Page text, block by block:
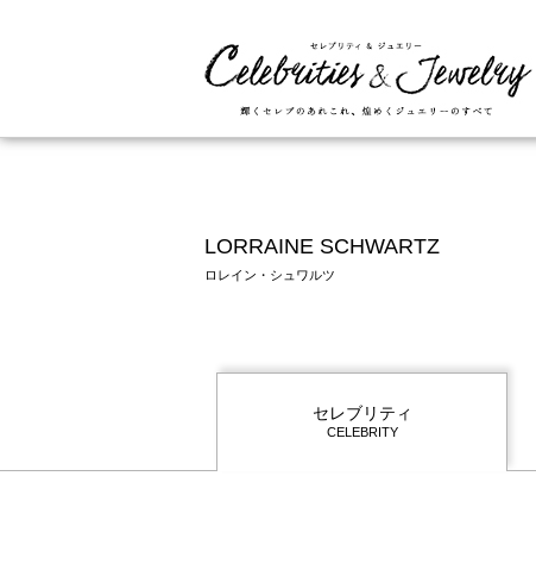
LORRAINE SCHWARTZ
ロレイン・シュワルツ
セレブリティ
CELEBRITY